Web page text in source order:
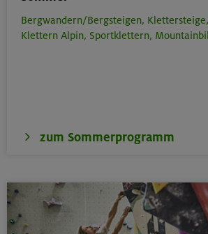
Bergwandern/Bergsteigen, Klettersteige,
Klettern Alpin, Sportklettern,
zum Sommerprogramm